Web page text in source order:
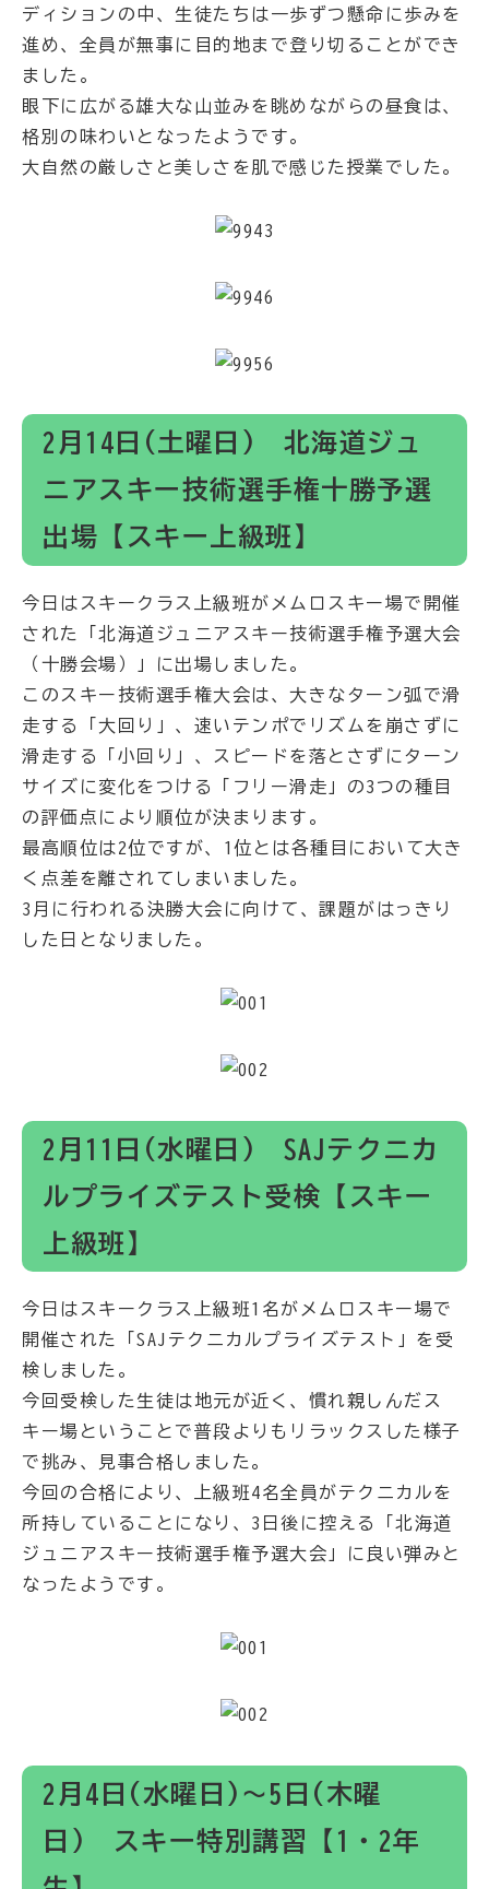
ディションの中、生徒たちは一歩ずつ懸命に歩みを
進め、全員が無事に目的地まで登り切ることができ
ました。
眼下に広がる雄大な山並みを眺めながらの昼食は、
格別の味わいとなったようです。
大自然の厳しさと美しさを肌で感じた授業でした。
2月14日(土曜日) 北海道ジュ
ニアスキー技術選手権十勝予選
出場【スキー上級班】
今日はスキークラス上級班がメムロスキー場で開催
された「北海道ジュニアスキー技術選手権予選大会
（十勝会場）」に出場しました。
このスキー技術選手権大会は、大きなターン弧で滑
走する「大回り」、速いテンポでリズムを崩さずに
滑走する「小回り」、スピードを落とさずにターン
サイズに変化をつける「フリー滑走」の3つの種目
の評価点により順位が決まります。
最高順位は2位ですが、1位とは各種目において大き
く点差を離されてしまいました。
3月に行われる決勝大会に向けて、課題がはっきり
した日となりました。
2月11日(水曜日) SAJテクニカ
ルプライズテスト受検【スキー
上級班】
今日はスキークラス上級班1名がメムロスキー場で
開催された「SAJテクニカルプライズテスト」を受
検しました。
今回受検した生徒は地元が近く、慣れ親しんだス
キー場ということで普段よりもリラックスした様子
で挑み、見事合格しました。
今回の合格により、上級班4名全員がテクニカルを
所持していることになり、3日後に控える「北海道
ジュニアスキー技術選手権予選大会」に良い弾みと
なったようです。
2月4日(水曜日)～5日(木曜
日) スキー特別講習【1・2年